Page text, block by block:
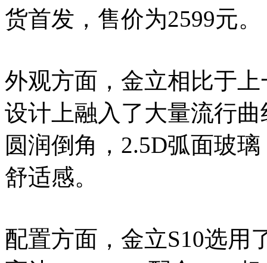
货首发，售价为2599元。
外观方面，金立相比于
设计上融入了大量流行
圆润倒角，2.5D弧面玻
舒适感。
配置方面，金立S10选用